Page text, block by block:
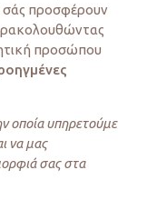
σάς προσφέρουν
προσώπου
οποία υπηρετούμε
να μας
σας στα